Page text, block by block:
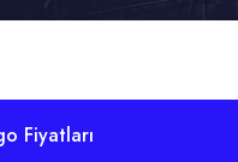
Fiyatları